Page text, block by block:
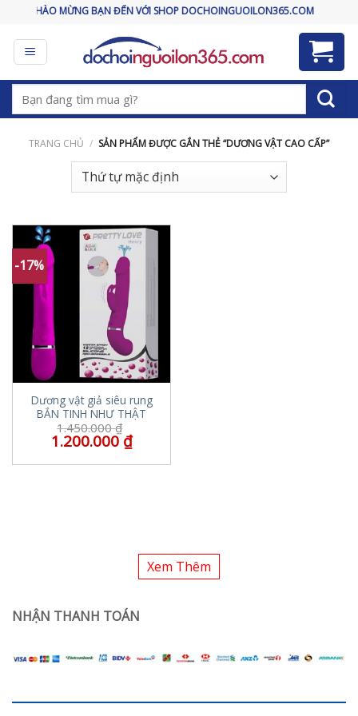
content
CHÀO MỪNG BẠN ĐẾN VỚI SHOP DOCHOINGUOILON365.COM
Tìm
kiếm:
TRANG CHỦ / SẢN PHẨM ĐƯỢC GẮN THẺ “DƯƠNG VẬT CAO CẤP”
-17%
Dương vật giả siêu rung
BẮN TINH NHƯ THẬT
1.450.000₫
1.200.000₫
Xem Thêm
NHẬN THANH TOÁN